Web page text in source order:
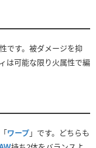
です。被ダメージを抑
は可能な限り火属性で編
ワープ」です。どちらも